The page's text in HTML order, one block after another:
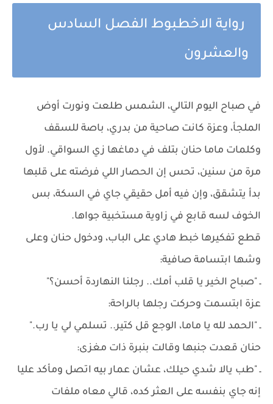
رواية الاخطبوط الفصل السادس
والعشرون
في صباح اليوم التالي، الشمس طلعت ونورت أوض
الملجأ، وعزة كانت صاحية من بدري، باصة للسقف
وكلمات ماما حنان بتلف في دماغها زي السواقي. لأول
مرة من سنين، تحس إن الحصار اللي فرضته على قلبها
بدأ يتشقق، وإن فيه أمل حقيقي جاي في السكة، بس
الخوف لسه قابع في زاوية مستخبية جواها.
قطع تفكيرها خبط هادي على الباب، ودخول حنان وعلى
وشها ابتسامة صافية:
ـ "صباح الخير يا قلب أمك.. رجلنا النهاردة أحسن؟"
عزة ابتسمت وحركت رجلها بالراحة:
ـ "الحمد لله يا ماما، الوجع قل كتير.. تسلمي لي يا رب."
حنان قعدت جنبها وقالت بنبرة ذات مغزى:
ـ "طب يالا شدي حيلك، عشان عمار بيه اتصل ومأكد عليا
إنه جاي بنفسه على العثر كده، قالي معاه ملفات